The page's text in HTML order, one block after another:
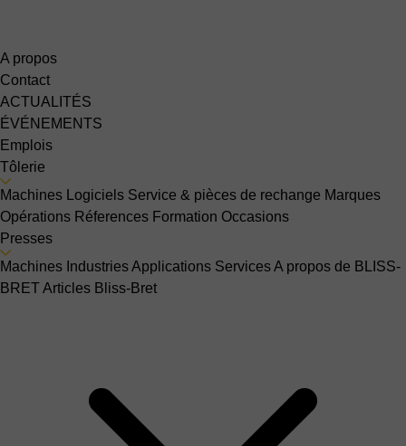
A propos
Contact
ACTUALITÉS
ÉVÉNEMENTS
Emplois
Tôlerie
Machines
Logiciels Service & pièces de rechange Marques
Opérations Réferences Formation Occasions
Presses
Machines IndustriesApplications ServicesA propos de BLISS-
BRETArticles Bliss-Bret